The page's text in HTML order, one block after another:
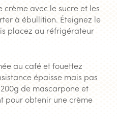
crème avec le sucre et les
à ébullition. Éteignez le
placez au réfrigérateur
au café et fouettez
épaisse mais pas
de mascarpone et
pour obtenir une crème